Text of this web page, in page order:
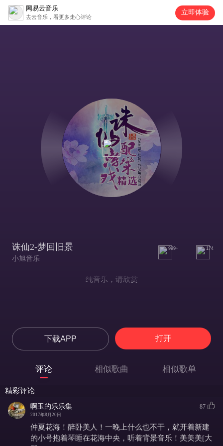
网易云音乐
去云音乐，看更多走心评论
立即体验
诛仙2-梦回旧景
小旭音乐
999+ 174
纯音乐，请欣赏
下载APP 打开
评论 相似歌曲 相似歌单
精彩评论
啊玉的乐乐集
2017年8月20日
87
仲夏花海！醉卧美人！一晚上什么也不干，就开着新建
的小号抱着琴睡在花海中央，听着背景音乐！美美美[大